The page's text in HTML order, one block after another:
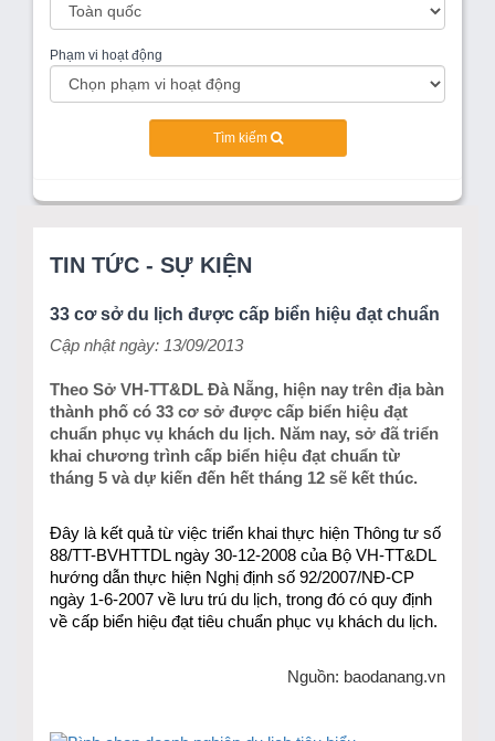
Phạm vi hoạt động
Tìm kiếm
TIN TỨC - SỰ KIỆN
33 cơ sở du lịch được cấp biển hiệu đạt chuẩn
Cập nhật ngày: 13/09/2013
Theo Sở VH-TT&DL Đà Nẵng, hiện nay trên địa bàn
thành phố có 33 cơ sở được cấp biển hiệu đạt
chuẩn phục vụ khách du lịch. Năm nay, sở đã triển
khai chương trình cấp biển hiệu đạt chuẩn từ
tháng 5 và dự kiến đến hết tháng 12 sẽ kết thúc.
Đây là kết quả từ việc triển khai thực hiện Thông tư số
88/TT-BVHTTDL ngày 30-12-2008 của Bộ VH-TT&DL
hướng dẫn thực hiện Nghị định số 92/2007/NĐ-CP
ngày 1-6-2007 về lưu trú du lịch, trong đó có quy định
về cấp biển hiệu đạt tiêu chuẩn phục vụ khách du lịch.
Nguồn: baodanang.vn